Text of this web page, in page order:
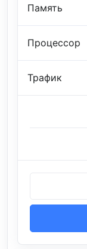
Память
Процессор
Трафик